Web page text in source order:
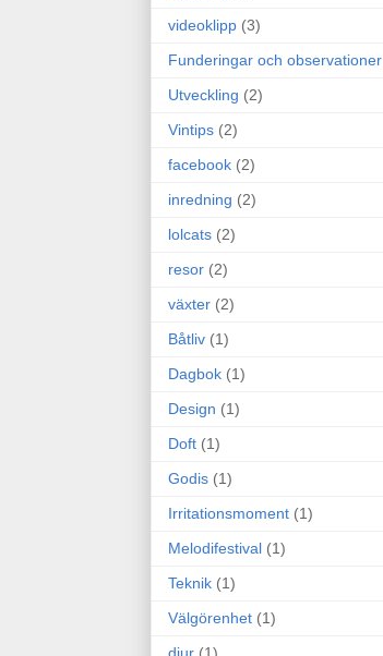
videoklipp (3)
Funderingar och observationer
Utveckling (2)
Vintips (2)
facebook (2)
inredning (2)
lolcats (2)
resor (2)
växter (2)
Båtliv (1)
Dagbok (1)
Design (1)
Doft (1)
Godis (1)
Irritationsmoment (1)
Melodifestival (1)
Teknik (1)
Välgörenhet (1)